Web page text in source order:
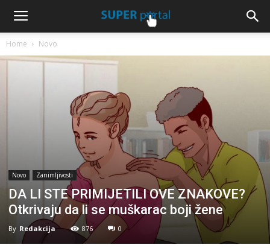
Home Novo
Novo Zanimljivosti
DA LI STE PRIMIJETILI OVE ZNAKOVE?
Otkrivaju da li se muškarac boji žene
By Redakcija 876 0